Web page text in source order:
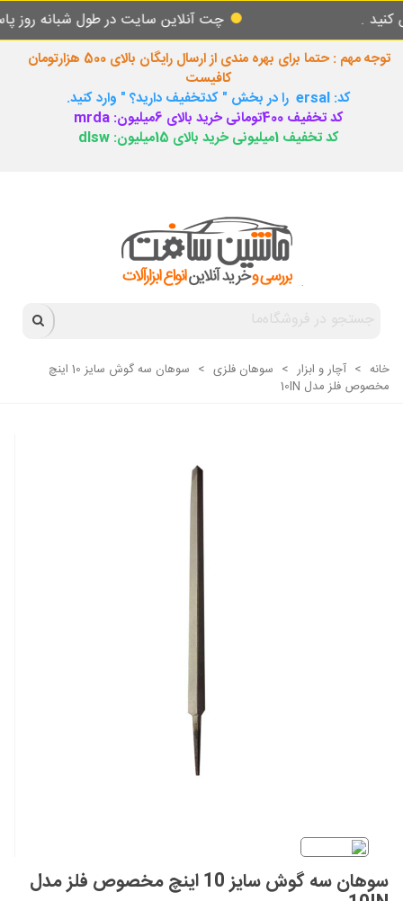
چت آنلاین سایت در طول شبانه روز
توجه مهم : حتما برای بهره مندی از ارسال رایگان بالای 500 هزارتومان
کافیست
کد: ersal را در بخش " کدتخفیف دارید؟ " وارد کنید.
کد تخفیف 400تومانی خرید بالای 6میلیون: mrda
کد تخفیف 1میلیونی خرید بالای 15میلیون: dlsw
خانه > آچار و ابزار > سوهان فلزی >
سوهان سه گوش سایز 10 اینچ
مخصوص فلز مدل 10IN
سوهان سه گوش سایز 10 اینچ مخصوص فلز مدل